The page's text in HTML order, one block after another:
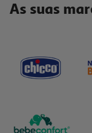
As suas